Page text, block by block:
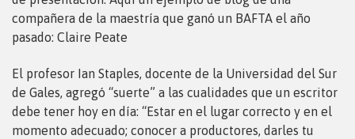
compañera de la maestría que ganó un BAFTA el año
pasado: Claire Peate
El profesor Ian Staples, docente de la Universidad del Sur
de Gales, agregó “suerte” a las cualidades que un escritor
debe tener hoy en día: “Estar en el lugar correcto y en el
momento adecuado; conocer a productores, darles tu